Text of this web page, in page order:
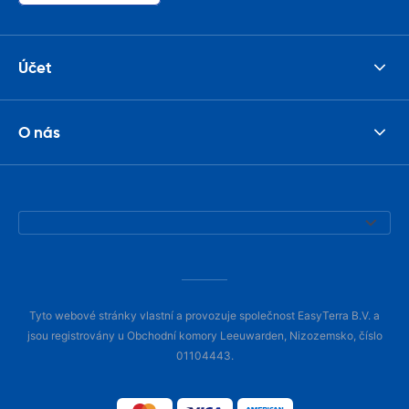
Účet
O nás
Tyto webové stránky vlastní a provozuje společnost EasyTerra B.V. a
jsou registrovány u Obchodní komory Leeuwarden, Nizozemsko, číslo
01104443.